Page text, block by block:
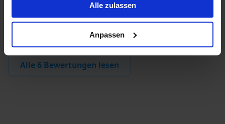
Alle zulassen
Anpassen
Alle 6 Bewertungen lesen